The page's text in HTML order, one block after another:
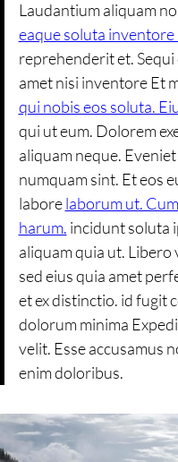
Laudantium aliquam
eaque soluta inventore
reprehenderit et.
amet nisi inventore Et
qui nobis eos soluta.
qui ut eum. Dolorem
aliquam neque.
numquam sint. Et eos
laborelaborum ut.
harum. incidunt soluta
aliquam quia ut. Libero
sed eius quia amet
et ex distinctio. id fugit
dolorum minima
velit. Esse accusamus
enim doloribus.